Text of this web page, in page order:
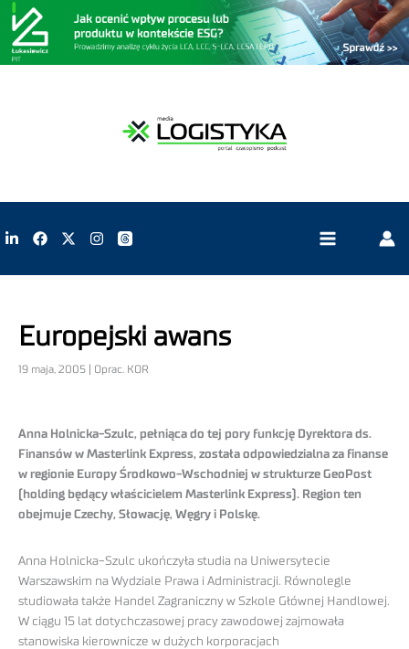
Europejski awans
19 maja, 2005 | Oprac. KOR
Anna Holnicka-Szulc, pełniąca do tej pory funkcję Dyrektora ds.
Finansów w Masterlink Express, została odpowiedzialna za finanse
w regionie Europy Środkowo-Wschodniej w strukturze GeoPost
(holding będący właścicielem Masterlink Express). Region ten
obejmuje Czechy, Słowację, Węgry i Polskę.
Anna Holnicka-Szulc ukończyła studia na Uniwersytecie
Warszawskim na Wydziale Prawa i Administracji. Równolegle
studiowała także Handel Zagraniczny w Szkole Głównej Handlowej.
W ciągu 15 lat dotychczasowej pracy zawodowej zajmowała
stanowiska kierownicze w dużych korporacjach